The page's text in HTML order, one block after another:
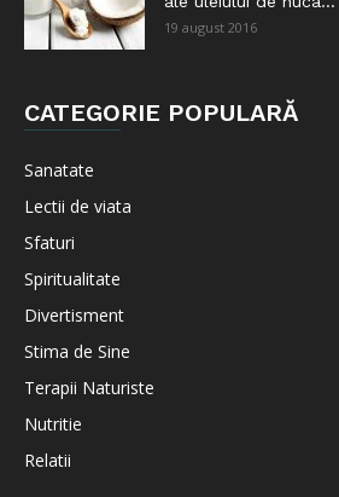
19 august 2016
CATEGORIE POPULARĂ
Sanatate
Lectii de viata
Sfaturi
Spiritualitate
Divertisment
Stima de Sine
Terapii Naturiste
Nutritie
Relatii